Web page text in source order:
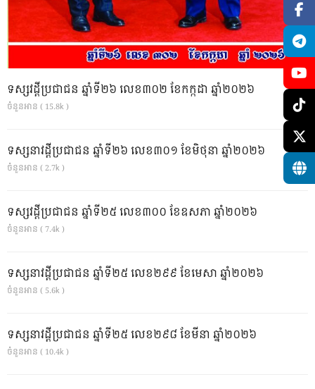
ទស្សវដ្តីប្រជាជន ឆ្នាំទី២៦ លេខ៣០២ ខែកក្កដា ឆ្នាំ២០២៦
ចំនួនអាន ( 15.8k )
ទស្សនាវដ្ដីប្រជាជន ឆ្នាំទី២៦ លេខ៣០១ ខែមិថុនា ឆ្នាំ២០២៦
ចំនួនអាន ( 2.7k )
ទស្សវដ្តីប្រជាជន ឆ្នាំទី២៥ លេខ៣០០ ខែឧសភា ឆ្នាំ២០២៦
ចំនួនអាន ( 7.4k )
ទស្សនាវដ្ដីប្រជាជន ឆ្នាំទី២៥ លេខ២៩៩ ខែមេសា ឆ្នាំ២០២៦
ចំនួនអាន ( 5.6k )
ទស្សនាវដ្ដីប្រជាជន ឆ្នាំទី២៥ លេខ២៩៨ ខែមីនា ឆ្នាំ២០២៦
ចំនួនអាន ( 10.4k )